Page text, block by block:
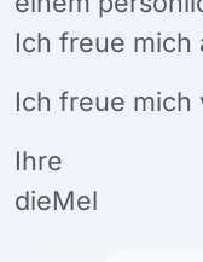
Ich freue mich
Ich freue mich
Ihre
dieMel